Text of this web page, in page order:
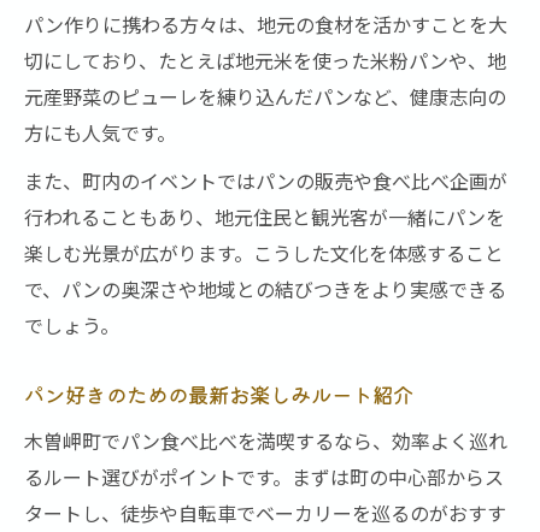
パン作りに携わる方々は、地元の食材を活かすことを大
切にしており、たとえば地元米を使った米粉パンや、地
元産野菜のピューレを練り込んだパンなど、健康志向の
方にも人気です。
また、町内のイベントではパンの販売や食べ比べ企画が
行われることもあり、地元住民と観光客が一緒にパンを
楽しむ光景が広がります。こうした文化を体感すること
で、パンの奥深さや地域との結びつきをより実感できる
でしょう。
パン好きのための最新お楽しみルート紹介
木曽岬町でパン食べ比べを満喫するなら、効率よく巡れ
るルート選びがポイントです。まずは町の中心部からス
タートし、徒歩や自転車でベーカリーを巡るのがおすす